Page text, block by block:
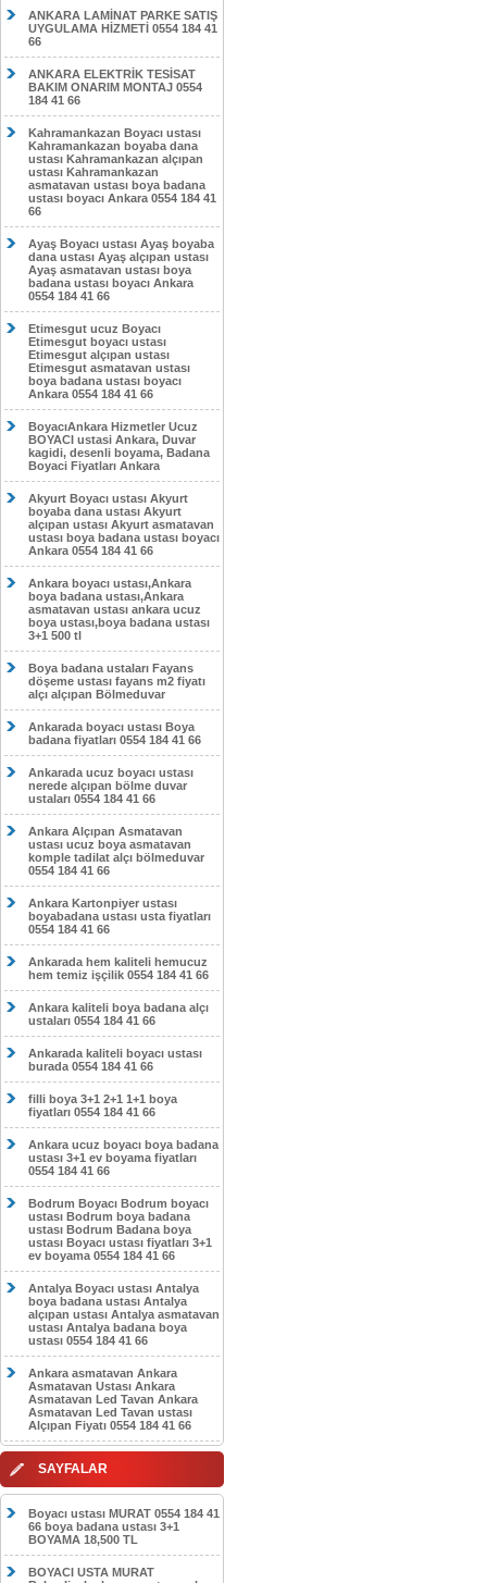
ANKARA LAMİNAT PARKE SATIŞ
UYGULAMA HİZMETİ 0554 184 41
66
ANKARA ELEKTRİK TESİSAT
BAKIM ONARIM MONTAJ 0554
184 41 66
Kahramankazan Boyacı ustası
Kahramankazan boyaba dana
ustası Kahramankazan alçıpan
ustası Kahramankazan
asmatavan ustası boya badana
ustası boyacı Ankara 0554 184 41
66
Ayaş Boyacı ustası Ayaş boyaba
dana ustası Ayaş alçıpan ustası
Ayaş asmatavan ustası boya
badana ustası boyacı Ankara
0554 184 41 66
Etimesgut ucuz Boyacı
Etimesgut boyacı ustası
Etimesgut alçıpan ustası
Etimesgut asmatavan ustası
boya badana ustası boyacı
Ankara 0554 184 41 66
BoyacıAnkara Hizmetler Ucuz
BOYACI ustasi Ankara, Duvar
kagidi, desenli boyama, Badana
Boyaci Fiyatları Ankara
Akyurt Boyacı ustası Akyurt
boyaba dana ustası Akyurt
alçıpan ustası Akyurt asmatavan
ustası boya badana ustası boyacı
Ankara 0554 184 41 66
Ankara boyacı ustası,Ankara
boya badana ustası,Ankara
asmatavan ustası ankara ucuz
boya ustası,boya badana ustası
3+1 500 tl
Boya badana ustaları Fayans
döşeme ustası fayans m2 fiyatı
alçı alçıpan Bölmeduvar
Ankarada boyacı ustası Boya
badana fiyatları 0554 184 41 66
Ankarada ucuz boyacı ustası
nerede alçıpan bölme duvar
ustaları 0554 184 41 66
Ankara Alçıpan Asmatavan
ustası ucuz boya asmatavan
komple tadilat alçı bölmeduvar
0554 184 41 66
Ankara Kartonpiyer ustası
boyabadana ustası usta fiyatları
0554 184 41 66
Ankarada hem kaliteli hemucuz
hem temiz işçilik 0554 184 41 66
Ankara kaliteli boya badana alçı
ustaları 0554 184 41 66
Ankarada kaliteli boyacı ustası
burada 0554 184 41 66
filli boya 3+1 2+1 1+1 boya
fiyatları 0554 184 41 66
Ankara ucuz boyacı boya badana
ustası 3+1 ev boyama fiyatları
0554 184 41 66
Bodrum Boyacı Bodrum boyacı
ustası Bodrum boya badana
ustası Bodrum Badana boya
ustası Boyacı ustası fiyatları 3+1
ev boyama 0554 184 41 66
Antalya Boyacı ustası Antalya
boya badana ustası Antalya
alçıpan ustası Antalya asmatavan
ustası Antalya badana boya
ustası 0554 184 41 66
Ankara asmatavan Ankara
Asmatavan Ustası Ankara
Asmatavan Led Tavan Ankara
Asmatavan Led Tavan ustası
Alçıpan Fiyatı 0554 184 41 66
SAYFALAR
Boyacı ustası MURAT 0554 184 41
66 boya badana ustası 3+1
BOYAMA 18,500 TL
BOYACI USTA MURAT